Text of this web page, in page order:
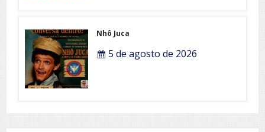
Nhô Juca
5 de agosto de 2026